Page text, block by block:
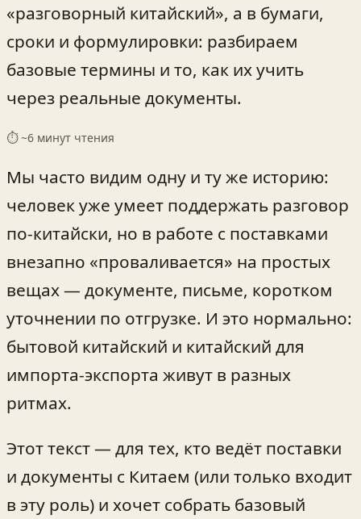
«разговорный китайский», а в бумаги,
сроки и формулировки: разбираем
базовые термины и то, как их учить
через реальные документы.
⏱ ~6 минут чтения
Мы часто видим одну и ту же историю:
человек уже умеет поддержать разговор
по-китайски, но в работе с поставками
внезапно «проваливается» на простых
вещах — документе, письме, коротком
уточнении по отгрузке. И это нормально:
бытовой китайский и китайский для
импорта‑экспорта живут в разных
ритмах.
Этот текст — для тех, кто ведёт поставки
и документы с Китаем (или только входит
в эту роль) и хочет собрать базовый